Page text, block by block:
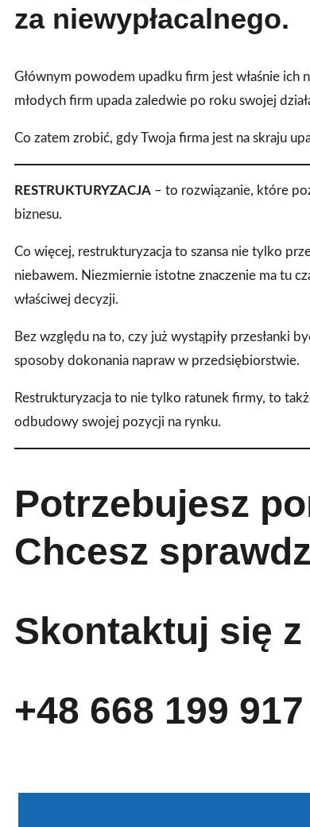
za niewypłacalnego.
Głównym powodem upadku firm jest właśnie ich
młodych firm upada zaledwie po roku swojej
Co zatem zrobić, gdy Twoja firma jest na skraju
RESTRUKTURYZACJA – to rozwiązanie, które
biznesu.
Co więcej, restrukturyzacja to szansa nie tylko
niebawem. Niezmiernie istotne znaczenie ma tu
właściwej decyzji.
Bez względu na to, czy już wystąpiły przesłanki
sposoby dokonania napraw w przedsiębiorstwie.
Restrukturyzacja to nie tylko ratunek firmy, to
odbudowy swojej pozycji na rynku.
Potrzebujesz
Chcesz
Skontaktuj się
+48 668 199 917